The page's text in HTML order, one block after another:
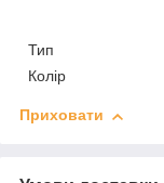
Тип
Колір
Приховати